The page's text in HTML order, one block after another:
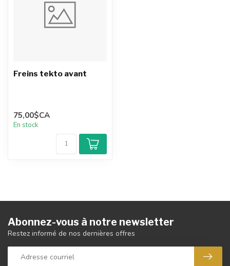
Freins tekto avant
75,00$CA
En stock
Abonnez-vous à notre newsletter
Restez informé de nos dernières offres